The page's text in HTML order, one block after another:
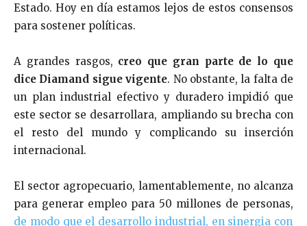
Estado. Hoy en día estamos lejos de estos consensos
para sostener políticas.
A grandes rasgos, creo que gran parte de lo que
dice Diamand sigue vigente. No obstante, la falta de
un plan industrial efectivo y duradero impidió que
este sector se desarrollara, ampliando su brecha con
el resto del mundo y complicando su inserción
internacional.
El sector agropecuario, lamentablemente, no alcanza
para generar empleo para 50 millones de personas,
de modo que el desarrollo industrial, en sinergia con